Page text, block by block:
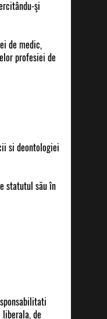
şi
de medic,
profesiei de
si deontologiei
statutul său în
de